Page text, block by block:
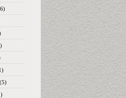
(5)